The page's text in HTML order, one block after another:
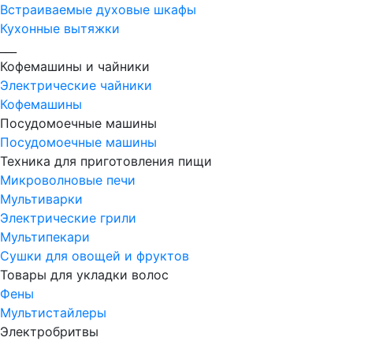
Встраиваемые духовые шкафы
Кухонные вытяжки
Кофемашины и чайники
Электрические чайники
Кофемашины
Посудомоечные машины
Посудомоечные машины
Техника для приготовления пищи
Микроволновые печи
Мультиварки
Электрические грили
Мультипекари
Сушки для овощей и фруктов
Товары для укладки волос
Фены
Мультистайлеры
Электробритвы